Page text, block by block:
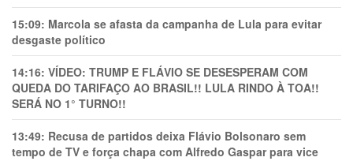
15:09: Marcola se afasta da campanha de Lula para evitar
desgaste político
14:16: VÍDEO: TRUMP E FLÁVIO SE DESESPERAM COM
QUEDA DO TARIFAÇO AO BRASIL!! LULA RINDO À TOA!!
SERÁ NO 1° TURNO!!
13:49: Recusa de partidos deixa Flávio Bolsonaro sem
tempo de TV e força chapa com Alfredo Gaspar para vice